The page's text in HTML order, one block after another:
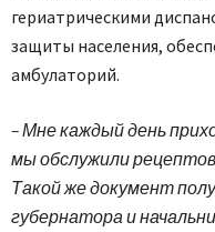
гериатрическими
защиты населения,
амбулаторий.
– Мне каждый день
мы обслужили рецептов
Такой же документ
губернатора и